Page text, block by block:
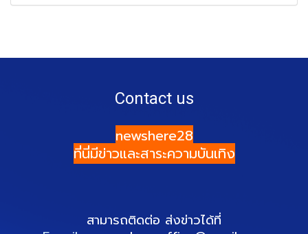
Contact us
newshere28
ที่นี่มีข่าวและสาระความบันเทิง
สามารถติดต่อ ส่งข่าวได้ที่